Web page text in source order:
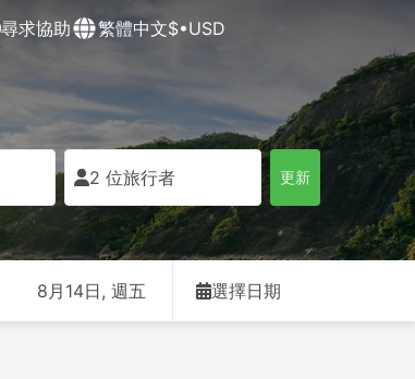
尋求協助 繁體中文$•USD
2 位旅行者 更新
8月14日, 週五 選擇日期